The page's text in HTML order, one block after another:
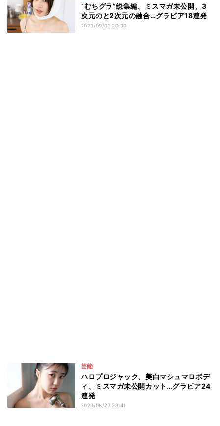
“むちグラ”総集編、ミスマガ未公開、3
次元のと2次元の融合…グラビア18連発
2023/09/03 20:30
芸能
ハロプロジャック、美白マシュマロボデ
ィ、ミスマガ未公開カット…グラビア24
連発
2023/08/27 23:41